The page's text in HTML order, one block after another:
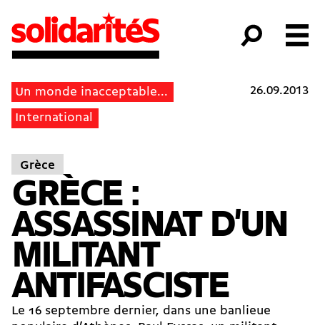
Un monde inacceptable...
International
26.09.2013
Grèce
GRÈCE :
ASSASSINAT D'UN
MILITANT
ANTIFASCISTE
Le 16 septembre dernier, dans une banlieue